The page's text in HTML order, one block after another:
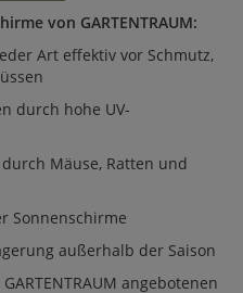
von GARTENTRAUM:
Art effektiv vor Schmutz,
durch hohe UV-
Mäuse, Ratten und
Sonnenschirme
außerhalb der Saison
angebotenen